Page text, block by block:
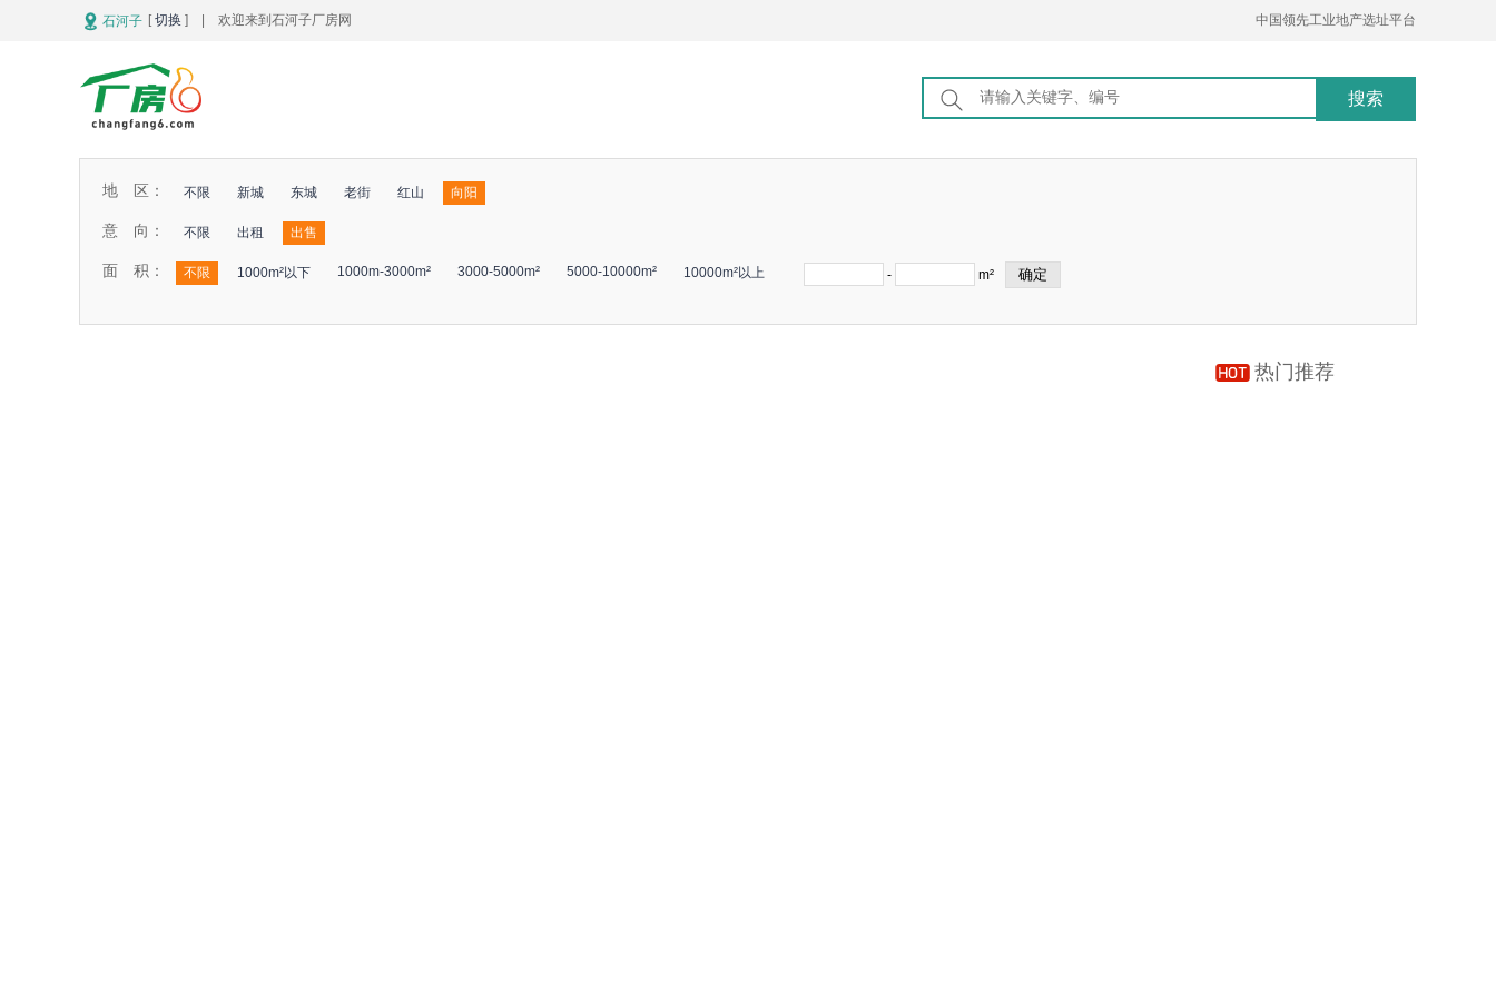
石河子 [ 切换 ] | 欢迎来到石河子厂房网 中国领先工业地产选址平台
地 区： 不限 新城 东城 老街 红山 向阳
意 向： 不限 出租 出售
面 积： 不限 1000m²以下 1000m-3000m² 3000-5000m² 5000-10000m² 10000m²以上 - m²
热门推荐